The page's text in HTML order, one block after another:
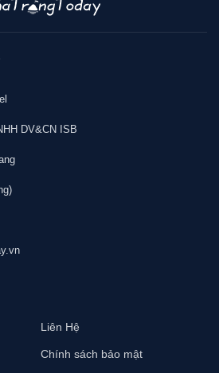
DV&CN ISB
Liên Hệ
Chính sách bảo mật